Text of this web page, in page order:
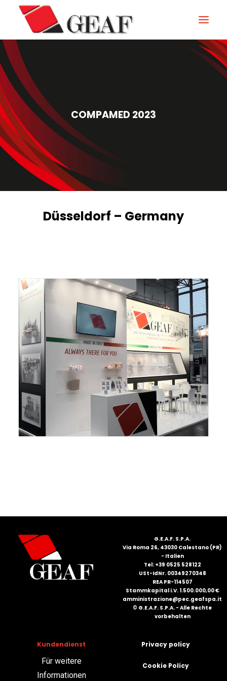
GEAF
UNTERNEHMEN
KNOW-HOW
UNSERE SEKTOREN
KONTAKTIEREN
NEUIGKEITEN UND VERANSTALTUNGEN
DOWNLOAD
ITALIANO
ENGLISH
DEUTSCH
COMPAMED 2023
Düsseldorf – Germany
G.E.A.F. S.P.A.
Via Roma 26, 43030 Calestano (PR)
- Italien
Tel: +39 0525 528122
USt-IdNr. 00349270348
REA PR-114507
Stammkapital i.V. 1.500.000,00 €
amministrazione@pec.geafspa.it
© G.E.A.F. S.P.A. - Alle Rechte
vorbehalten
Kundendienst
Für weitere
Informationen
Privacy policy
Cookie Policy